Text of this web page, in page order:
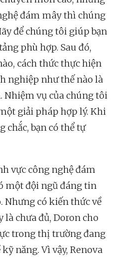
đám mây thì chúng
để chúng tôi giúp bạn
phù hợp. Sau đó,
cách thức thực hiện
nghiệp như thế nào là
Nhiệm vụ của chúng tôi
giải pháp hợp lý. Khi
chắc, bạn có thể tự
vực công nghệ đám
một đội ngũ đáng tin
Nhưng có kiến thức về
chưa đủ, Doron cho
trong thị trường đang
năng. Vì vậy, Renova